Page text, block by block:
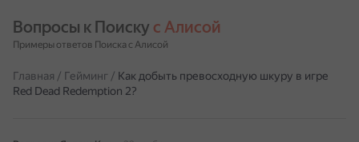
Вопросы к Поиску с Алисой
Примеры ответов Поиска с Алисой
Главная / Гейминг / Как добыть превосходную шкуру в игре
Red Dead Redemption 2?